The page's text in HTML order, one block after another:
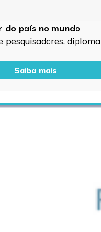
do país no mundo
Saiba mais